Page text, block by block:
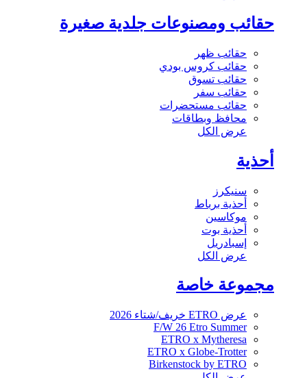
حقائب ومصنوعات جلدية صغيرة
حقائب ظهر
حقائب كروس بودي
حقائب تسوق
حقائب سفر
حقائب مستحضرات
محافظ وبطاقات
عرض الكل
أحذية
سنيكرز
أحذية برباط
موكاسين
أحذية بوت
إسبادريل
عرض الكل
مجموعة خاصة
عرض ETRO خريف/شتاء 2026
F/W 26 Etro Summer
ETRO x Mytheresa
ETRO x Globe-Trotter
Birkenstock by ETRO